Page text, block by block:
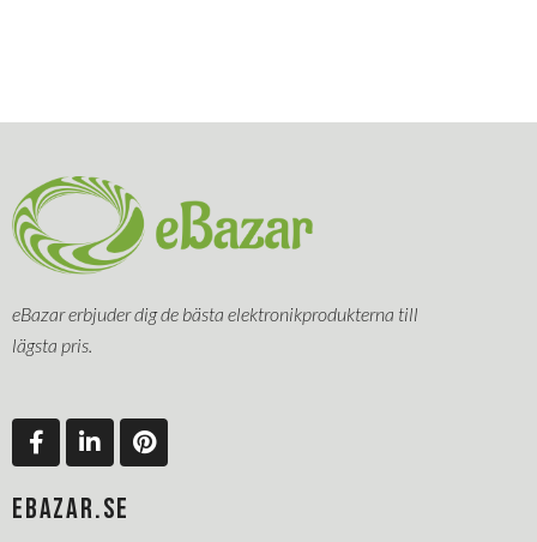
eBazar erbjuder dig de bästa elektronikprodukterna till
lägsta pris.
F
a
e
b
L
i
k
e
P
i
EBAZAR.SE